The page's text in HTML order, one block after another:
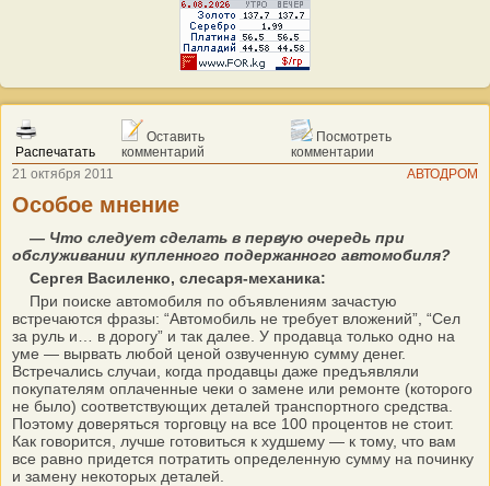
Распечатать
Оставить
комментарий
Посмотреть
комментарии
21 октября 2011
АВТОДРОМ
Особое мнение
— Что следует сделать в первую очередь при
обслуживании купленного подержанного автомобиля?
Сергея Василенко, слесаря-механика:
При поиске автомобиля по объявлениям зачастую
встречаются фразы: “Автомобиль не требует вложений”, “Сел
за руль и… в дорогу” и так далее. У продавца только одно на
уме — вырвать любой ценой озвученную сумму денег.
Встречались случаи, когда продавцы даже предъявляли
покупателям оплаченные чеки о замене или ремонте (которого
не было) соответствующих деталей транспортного средства.
Поэтому доверяться торговцу на все 100 процентов не стоит.
Как говорится, лучше готовиться к худшему — к тому, что вам
все равно придется потратить определенную сумму на починку
и замену некоторых деталей.